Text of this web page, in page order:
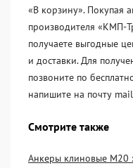
«В корзину». Покупая
производителя «KМП-
получаете выгодные
и доставки. Для
позвоните по
напишите на почту
Смотрите также
Анкеры клиновые М20